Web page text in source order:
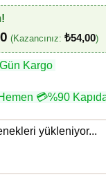
(Kazancınız: ₺54,00)
Kargo
💳%90
yükleniyor...